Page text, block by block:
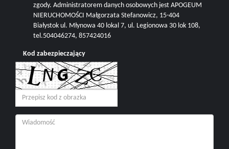
zgody. Administratorem danych osobowych jest APOGEUM
NIERUCHOMOŚCI Małgorzata Stefanowicz, 15-404
Białystok ul. Młynowa 40 lokal 7, ul. Legionowa 30 lok 108,
tel.504046274, 857424016
Kod zabezpieczający